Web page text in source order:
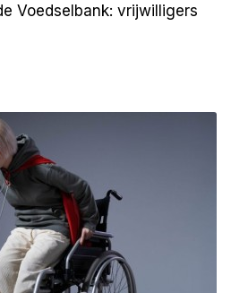
Voedselbank: vrijwilligers